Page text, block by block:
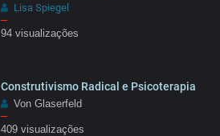
Lisa Spiegel
–
94 visualizações
Construtivismo Radical e Psicoterapia
Von Glaserfeld
–
409 visualizações